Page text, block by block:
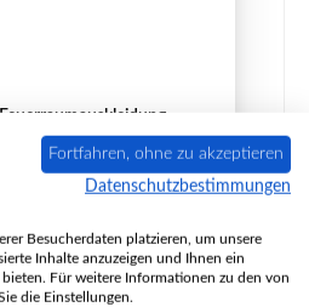
01038227
HWAM
Fortfahren, ohne zu akzeptieren
Datenschutzbestimmungen
Besucherdaten platzieren, um unsere
Inhalte anzuzeigen und Ihnen ein
Für weitere Informationen zu den von
die Einstellungen.